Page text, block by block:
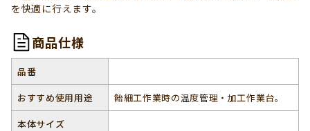
を快適に行えます。
商品仕様
品番
おすすめ使用用途
飴細工作業時の温度管理・加工作業台。
本体サイズ